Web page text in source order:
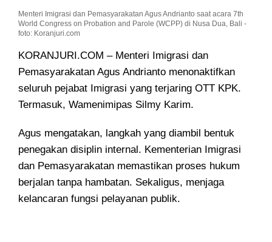
KPK
Menteri Imigrasi dan Pemasyarakatan Agus Andrianto saat acara 7th
World Congress on Probation and Parole (WCPP) di Nusa Dua, Bali -
foto: Koranjuri.com
KORANJURI.COM – Menteri Imigrasi dan
Pemasyarakatan Agus Andrianto menonaktifkan
seluruh pejabat Imigrasi yang terjaring OTT KPK.
Termasuk, Wamenimipas Silmy Karim.
Agus mengatakan, langkah yang diambil bentuk
penegakan disiplin internal. Kementerian Imigrasi
dan Pemasyarakatan memastikan proses hukum
berjalan tanpa hambatan. Sekaligus, menjaga
kelancaran fungsi pelayanan publik.